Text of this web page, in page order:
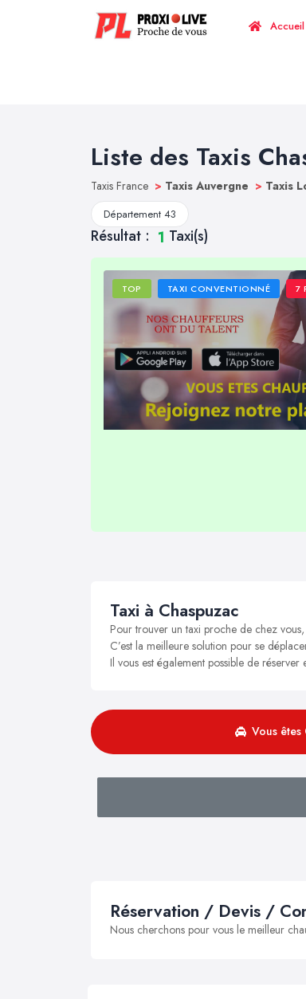
Accueil
Liste des Taxis
Taxis France > Taxis Auvergne > Taxis
Département 43
Résultat : 1 Taxi(s)
TOP TAXI CONVENTIONNÉ 7
Taxi à Chaspuzac
Pour trouver un taxi proche de chez
C’est la meilleure solution pour se
Il vous est également possible de
Vous êtes
Réservation / Devis /
Nous cherchons pour vous le meilleur